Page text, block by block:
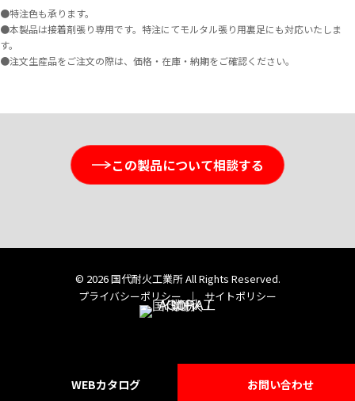
WEBカタログ お問い合わせ
●特注色も承ります。
●本製品は接着剤張り専用です。特注にてモルタル張り用裏足にも対応いたしま
す。
●注文生産品をご注文の際は、価格・在庫・納期をご確認ください。
この製品について相談する
© 2026 国代耐火工業所 All Rights Reserved.
プライバシーポリシー
｜ サイトポリシー